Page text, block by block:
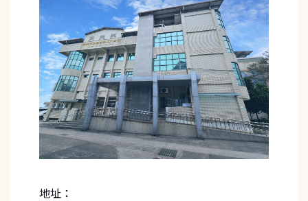
地址：